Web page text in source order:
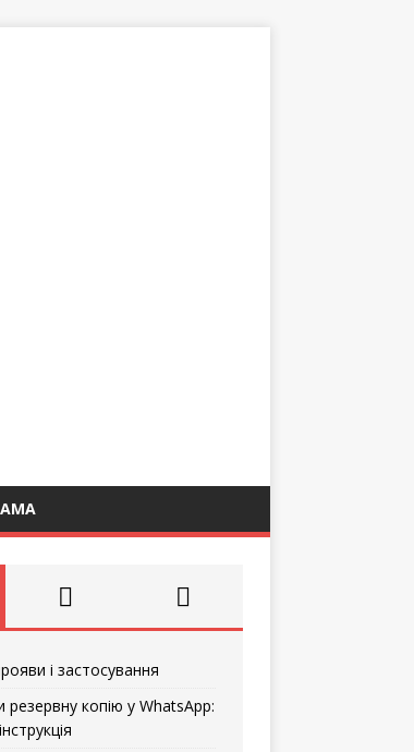
і застосування
резервну копію у WhatsApp: